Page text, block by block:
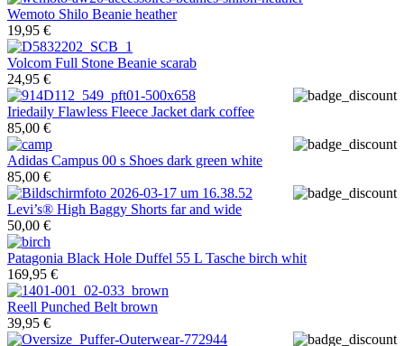
Wemoto Shilo Beanie heather
19,95 €
Volcom Full Stone Beanie scarab
24,95 €
Iriedaily Flawless Fleece Jacket dark coffee
85,00 €
Adidas Campus 00 s Shoes dark green white
85,00 €
Levi’s® High Baggy Shorts far and wide
50,00 €
Patagonia Black Hole Duffel 55 L Tasche birch whit
169,95 €
Reell Punched Belt brown
39,95 €